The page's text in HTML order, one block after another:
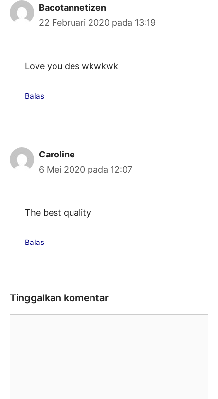
Bacotannetizen
22 Februari 2020 pada 13:19
Love you des wkwkwk
Balas
Caroline
6 Mei 2020 pada 12:07
The best quality
Balas
Tinggalkan komentar